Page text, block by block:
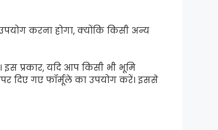
करना होगा, क्योंकि किसी अन्य
प्रकार, यदि आप किसी भी भूमि
दिए गए फॉर्मूले का उपयोग करें। इससे